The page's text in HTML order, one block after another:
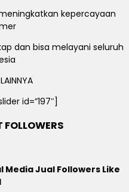
kepercayaan
dan bisa melayani seluruh
id=”197″]
FOLLOWERS
Media Jual Followers Like